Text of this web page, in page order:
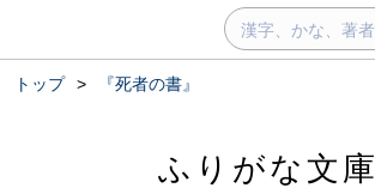
トップ > 『死者の書』
ふりがな文庫